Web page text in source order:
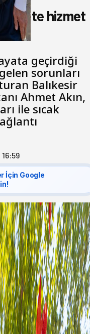
hizmet
geçirdiği
sorunları
Balıkesir
Ahmet Akın,
ile sıcak
İçin Google